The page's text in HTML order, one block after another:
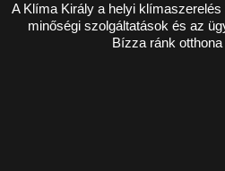
A Klíma Király a helyi
minőségi szolgáltatások és az
Bízza ránk